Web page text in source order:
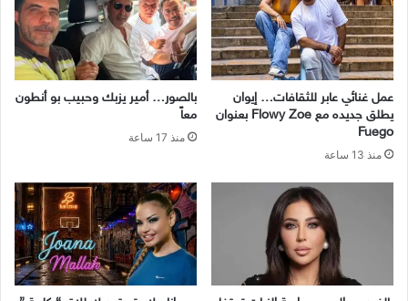
عمل غنائي عابر للثقافات… إيوان
يطلق جديده مع Flowy Zoe بعنوان
Fuego
منذ 13 ساعة
بالصور… أمير يزبك وحبيب بو أنطون
معاً
منذ 17 ساعة